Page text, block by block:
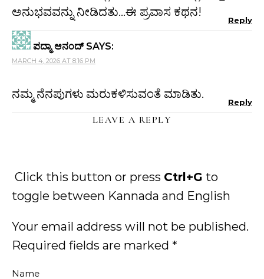
ಅನುಭವವನ್ನು ನೀಡಿದತು…ಈ ಪ್ರವಾಸ ಕಥನ!
Reply
ಪದ್ಮಾ ಆನಂದ್ SAYS:
MARCH 4, 2026 AT 8:16 PM
ನಮ್ಮ ನೆನಪುಗಳು ಮರುಕಳಿಸುವಂತೆ ಮಾಡಿತು.
Reply
LEAVE A REPLY
Click this button or press Ctrl+G to
toggle between Kannada and English
Your email address will not be published.
Required fields are marked *
Name